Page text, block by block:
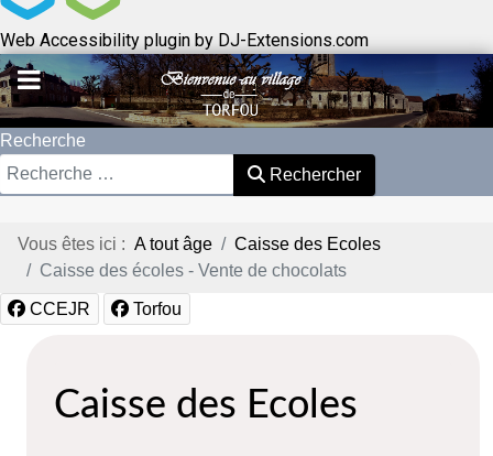
Web Accessibility plugin by DJ-Extensions.com
Recherche
Rechercher
Vous êtes ici : A tout âge
Caisse des Ecoles
Caisse des écoles - Vente de chocolats
CCEJR Torfou
Caisse des Ecoles